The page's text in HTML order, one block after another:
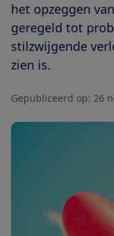
het opzeggen
geregeld tot
stilzwijgende
zien is.
Gepubliceerd op: 26